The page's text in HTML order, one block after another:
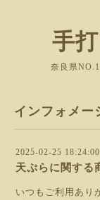
手
奈良県
インフォメー
2025-02-25 18:24:00
天ぷらに関する
いつもご利用あり